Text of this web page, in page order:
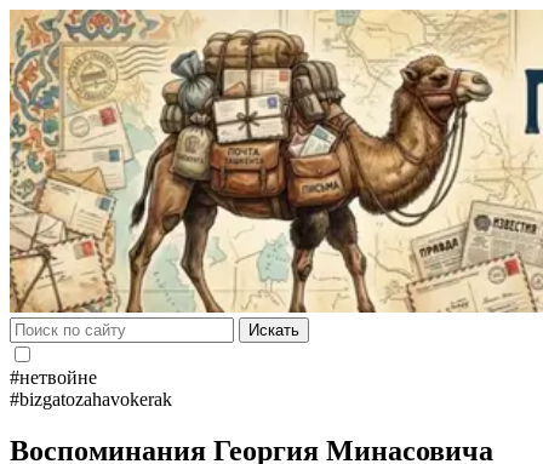
Искать
#нетвойне
#bizgatozahavokerak
Воспоминания Георгия Минасовича